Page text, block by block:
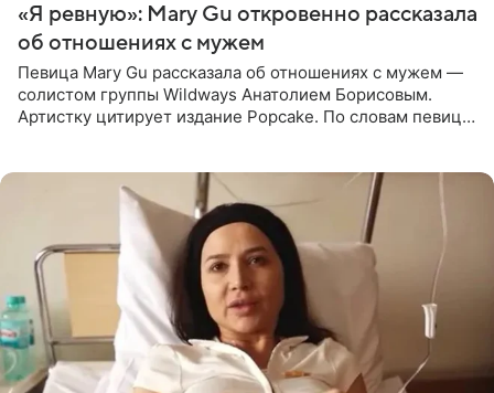
«Я ревную»: Mary Gu откровенно рассказала
об отношениях с мужем
Певица Mary Gu рассказала об отношениях с мужем —
солистом группы Wildways Анатолием Борисовым.
Артистку цитирует издание Popcake. По словам певицы,